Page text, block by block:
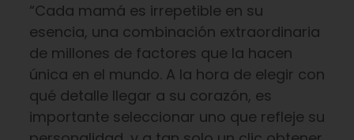
“Cada mamá es irrepetible en su
esencia, una combinación extraordinaria
de millones de factores que la hacen
única en el mundo. A la hora de elegir con
qué detalle llegar a su corazón, es
importante seleccionar uno que refleje su